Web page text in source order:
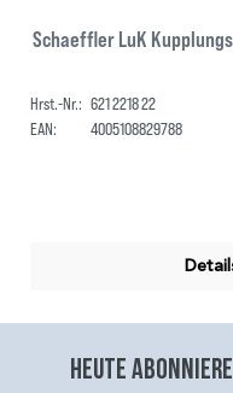
Schaeffler LuK
Hrst.-Nr.: 621 2218 22
EAN:
4005108829788
Heute